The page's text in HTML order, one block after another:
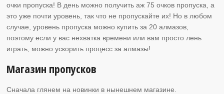
очки пропуска! В день можно получить аж 75 очков пропуска, а
это уже почти уровень, так что не пропускайте их! Но в любом
случае, уровень пропуска можно купить за 20 алмазов,
поэтому если у вас нехватка времени или вам просто лень
играть, можно ускорить процесс за алмазы!
Магазин пропусков
Сначала глянем на новинки в нынешнем магазине.